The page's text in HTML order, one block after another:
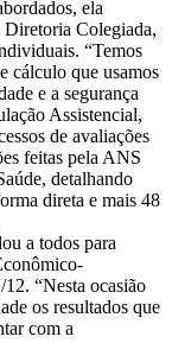
ela
Diretoria Colegiada,
“Temos
cálculo que usamos
e a segurança
Assistencial,
de avaliações
feitas pela ANS
detalhando
direta e mais 48
a todos para
“Nesta ocasião
os resultados que
com a